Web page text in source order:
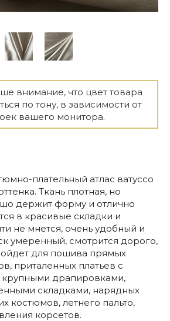
внимание, что цвет товара
по тону, в зависимости от
вашего монитора.
плательный атлас ватуссо
Ткань плотная, но
держит форму и отлично
в красивые складки и
не мнется, очень удобный и
умеренный, смотрится дорого,
для пошива прямых
приталенных платьев с
драпировками,
складками, нарядных
костюмов, летнего пальто,
корсетов.